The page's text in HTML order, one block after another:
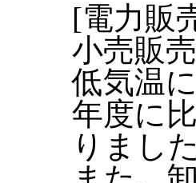
[電力販
小売販
低気温
年度に
りました